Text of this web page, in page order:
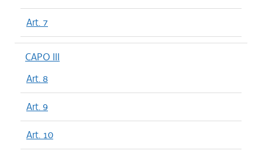
Art. 7
CAPO III
Art. 8
Art. 9
Art. 10